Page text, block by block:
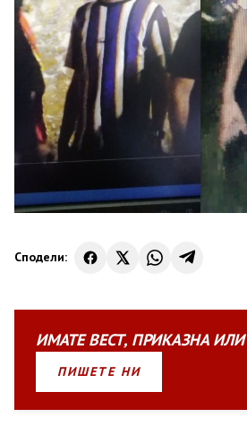
Сподели:
ИМАТЕВЕСТ, ПРИКАЗНАИЛИ
ПИШЕТЕ НИ